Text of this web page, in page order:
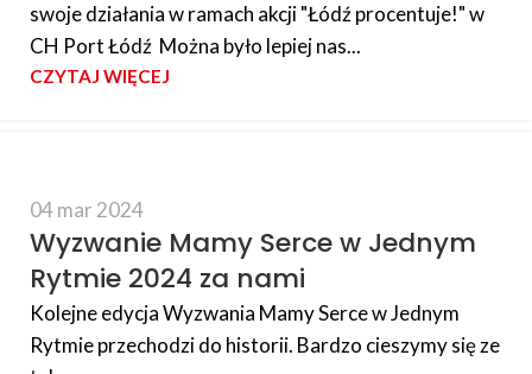
swoje działania w ramach akcji "Łódź procentuje!" w
CH Port Łódź Można było lepiej nas...
CZYTAJ WIĘCEJ
04 mar 2024
Wyzwanie Mamy Serce w Jednym
Rytmie 2024 za nami
Kolejne edycja Wyzwania Mamy Serce w Jednym
Rytmie przechodzi do historii. Bardzo cieszymy się ze